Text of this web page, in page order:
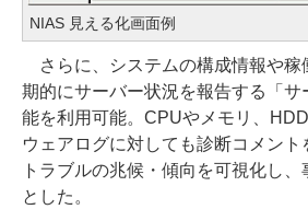
NIAS 見える化画面例
さらに、システムの構成情報や稼
期的にサーバー状況を報告する「サ
能を利用可能。CPUやメモリ、
ウェアログに対しても診断コメント
トラブルの兆候・傾向を可視化し
とした。